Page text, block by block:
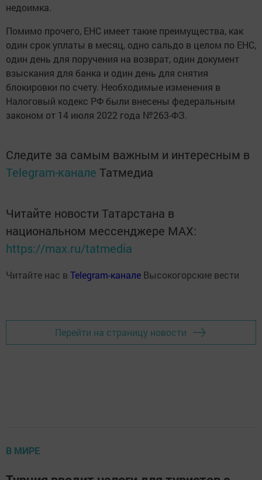
недоимка.
Помимо прочего, ЕНС имеет такие преимущества, как
один срок уплаты в месяц, одно сальдо в целом по ЕНС,
один день для поручения на возврат, один документ
взыскания для банка и один день для снятия
блокировки по счету. Необходимые изменения в
Налоговый кодекс РФ были внесены федеральным
законом от 14 июля 2022 года №263-ФЗ.
Следите за самым важным и интересным в
Telegram-канале Татмедиа
Читайте новости Татарстана в
национальном мессенджере MАХ:
https://max.ru/tatmedia
Читайте нас в Telegram-канале Высокогорские вести
Перейти на страницу новости
В МИРЕ